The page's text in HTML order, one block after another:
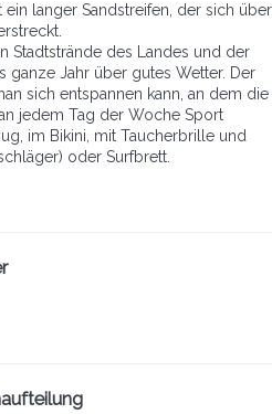
ein langer Sandstreifen, der sich über
Stadtstrände des Landes und der
ganze Jahr über gutes Wetter. Der
sich entspannen kann, an dem die
jedem Tag der Woche Sport
im Bikini, mit Taucherbrille und
oder Surfbrett.